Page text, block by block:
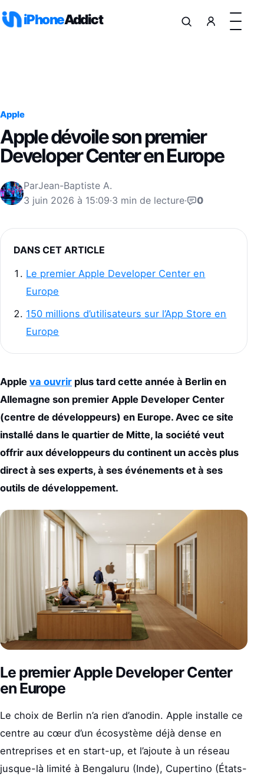
iPhoneAddict
Apple
Apple dévoile son premier
Developer Center en Europe
ParJean-Baptiste A.
3 juin 2026 à 15:09·3 min de lecture· 0
DANS CET ARTICLE
Le premier Apple Developer Center en
Europe
150 millions d’utilisateurs sur l’App Store en
Europe
Apple va ouvrir plus tard cette année à Berlin en
Allemagne son premier Apple Developer Center
(centre de développeurs) en Europe. Avec ce site
installé dans le quartier de Mitte, la société veut
offrir aux développeurs du continent un accès plus
direct à ses experts, à ses événements et à ses
outils de développement.
Le premier Apple Developer Center
en Europe
Le choix de Berlin n’a rien d’anodin. Apple installe ce
centre au cœur d’un écosystème déjà dense en
entreprises et en start-up, et l’ajoute à un réseau
jusque-là limité à Bengaluru (Inde), Cupertino (États-